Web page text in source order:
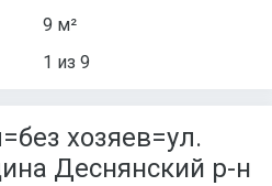
9 м²
1 из 9
хозяев=ул.
Деснянский р-н